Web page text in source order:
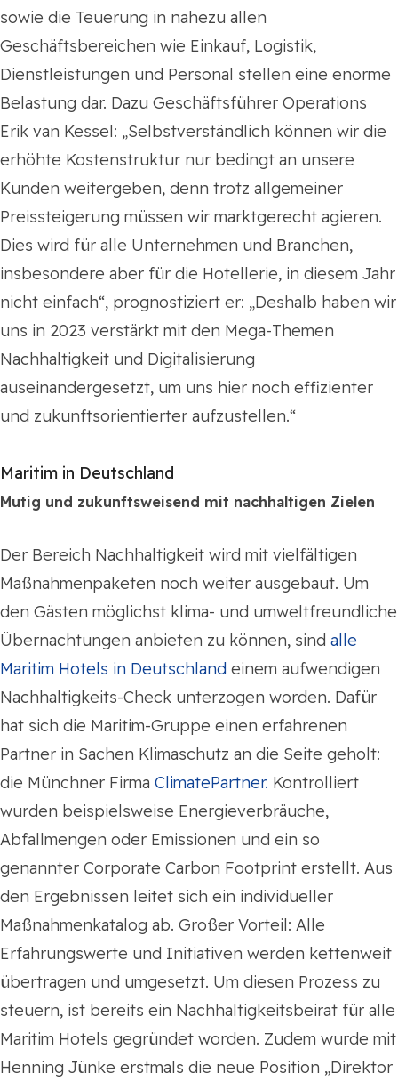
sowie die Teuerung in nahezu allen
Geschäftsbereichen wie Einkauf, Logistik,
Dienstleistungen und Personal stellen eine enorme
Belastung dar. Dazu Geschäftsführer Operations
Erik van Kessel: „Selbstverständlich können wir die
erhöhte Kostenstruktur nur bedingt an unsere
Kunden weitergeben, denn trotz allgemeiner
Preissteigerung müssen wir marktgerecht agieren.
Dies wird für alle Unternehmen und Branchen,
insbesondere aber für die Hotellerie, in diesem Jahr
nicht einfach“, prognostiziert er: „Deshalb haben wir
uns in 2023 verstärkt mit den Mega-Themen
Nachhaltigkeit und Digitalisierung
auseinandergesetzt, um uns hier noch effizienter
und zukunftsorientierter aufzustellen.“
Maritim in Deutschland
Mutig und zukunftsweisend mit nachhaltigen Zielen
Der Bereich Nachhaltigkeit wird mit vielfältigen
Maßnahmenpaketen noch weiter ausgebaut. Um
den Gästen möglichst klima- und umweltfreundliche
Übernachtungen anbieten zu können, sind alle
Maritim Hotels in Deutschland einem aufwendigen
Nachhaltigkeits-Check unterzogen worden. Dafür
hat sich die Maritim-Gruppe einen erfahrenen
Partner in Sachen Klimaschutz an die Seite geholt:
die Münchner Firma ClimatePartner. Kontrolliert
wurden beispielsweise Energieverbräuche,
Abfallmengen oder Emissionen und ein so
genannter Corporate Carbon Footprint erstellt. Aus
den Ergebnissen leitet sich ein individueller
Maßnahmenkatalog ab. Großer Vorteil: Alle
Erfahrungswerte und Initiativen werden kettenweit
übertragen und umgesetzt. Um diesen Prozess zu
steuern, ist bereits ein Nachhaltigkeitsbeirat für alle
Maritim Hotels gegründet worden. Zudem wurde mit
Henning Jünke erstmals die neue Position „Direktor